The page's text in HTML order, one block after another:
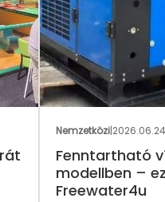
Nemzetközi|
Fenntartható
modellben –
Freewater4u